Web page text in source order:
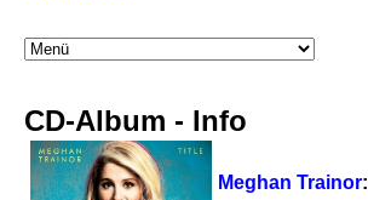
CD-Album - Info
Meghan Trainor: